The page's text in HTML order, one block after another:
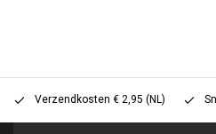
Verzendkosten € 2,95 (NL)